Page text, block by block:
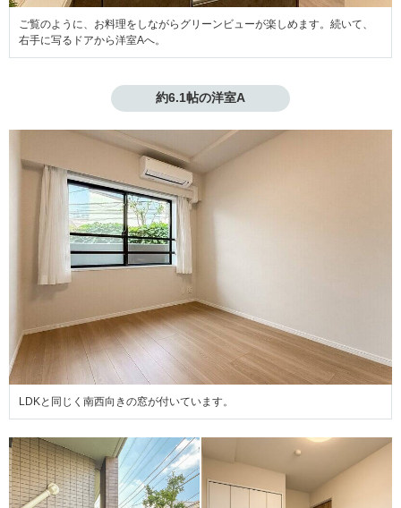
ご覧のように、お料理をしながらグリーンビューが楽しめます。続いて、
右手に写るドアから洋室Aへ。
約6.1帖の洋室A
LDKと同じく南西向きの窓が付いています。